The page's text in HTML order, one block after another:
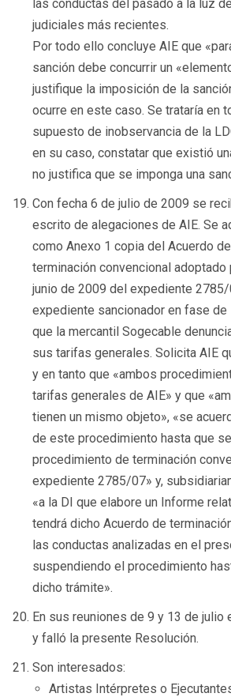
las conductas del pasado a la luz
judiciales más recientes.
Por todo ello concluye AIE que
sanción debe concurrir un
justifique la imposición de la
ocurre en este caso. Se trataría en
supuesto de inobservancia de la
en su caso, constatar que existió
no justifica que se imponga una
Con fecha 6 de julio de 2009 se
escrito de alegaciones de AIE. Se
como Anexo 1 copia del Acuerdo
terminación convencional adoptado
junio de 2009 del expediente 2785/
expediente sancionador en fase
que la mercantil Sogecable
sus tarifas generales. Solicita AIE
y en tanto que «ambos
tarifas generales de AIE» y que
tienen un mismo objeto», «se
de este procedimiento hasta que
procedimiento de terminación
expediente 2785/07» y,
«a la DI que elabore un Informe
tendrá dicho Acuerdo de
las conductas analizadas en el
suspendiendo el procedimiento
dicho trámite».
En sus reuniones de 9 y 13 de julio
y falló la presente Resolución.
Son interesados:
Artistas Intérpretes o